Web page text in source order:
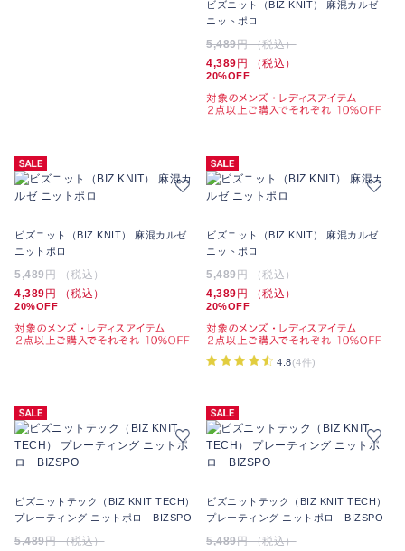
ビズニット（BIZ KNIT） 麻混カルゼ
ニットポロ
5,489円 （税込）
4,389円 （税込）
20%OFF
ビズニット（BIZ KNIT） 麻混カルゼ
ニットポロ
5,489円 （税込）
4,389円 （税込）
20%OFF
ビズニット（BIZ KNIT） 麻混カルゼ
ニットポロ
5,489円 （税込）
4,389円 （税込）
20%OFF
4.8(4件)
ビズニットテック（BIZ KNIT TECH）
プレーティング ニットポロ BIZSPO
5,489円 （税込）
ビズニットテック（BIZ KNIT TECH）
プレーティング ニットポロ BIZSPO
5,489円 （税込）